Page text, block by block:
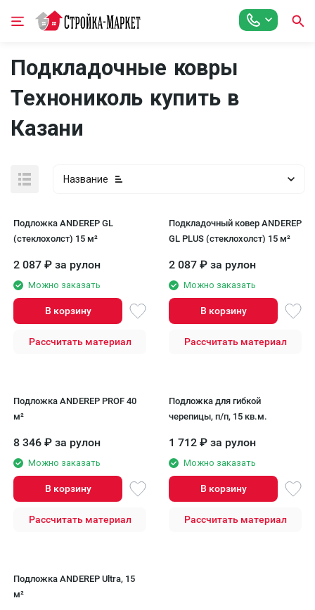
Подкладочные ковры
Технониколь купить в
Казани
Название
Подложка ANDEREP GL
(стеклохолст) 15 м²
2 087 ₽ за рулон
Можно заказать
В корзину
Рассчитать материал
Подкладочный ковер ANDEREP
GL PLUS (стеклохолст) 15 м²
2 087 ₽ за рулон
Можно заказать
В корзину
Рассчитать материал
Подложка ANDEREP PROF 40
м²
8 346 ₽ за рулон
Можно заказать
В корзину
Рассчитать материал
Подложка для гибкой
черепицы, п/п, 15 кв.м.
1 712 ₽ за рулон
Можно заказать
В корзину
Рассчитать материал
Подложка ANDEREP Ultra, 15
м²